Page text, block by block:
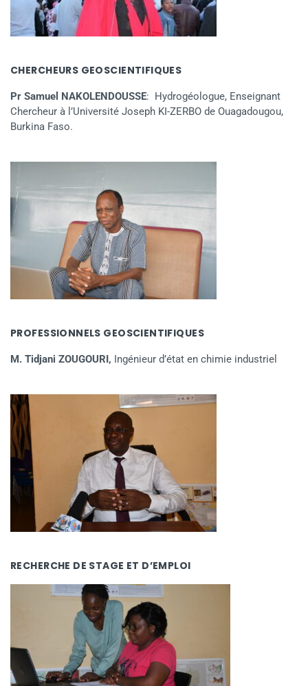
CHERCHEURS GEOSCIENTIFIQUES
Pr Samuel NAKOLENDOUSSE: Hydrogéologue, Enseignant
Chercheur à l’Université Joseph KI-ZERBO de Ouagadougou,
Burkina Faso.
PROFESSIONNELS GEOSCIENTIFIQUES
M. Tidjani ZOUGOURI, Ingénieur d’état en chimie industriel
RECHERCHE DE STAGE ET D’EMPLOI